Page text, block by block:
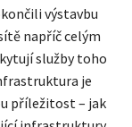
výstavbu
napříč celým
služby toho
je
příležitost – jak